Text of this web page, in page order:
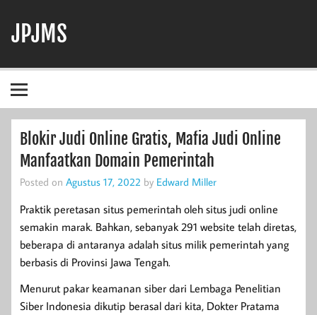
content
JPJMS
Blokir Judi Online Gratis, Mafia Judi Online
Manfaatkan Domain Pemerintah
Posted on Agustus 17, 2022 by Edward Miller
Praktik peretasan situs pemerintah oleh situs judi online
semakin marak. Bahkan, sebanyak 291 website telah diretas,
beberapa di antaranya adalah situs milik pemerintah yang
berbasis di Provinsi Jawa Tengah.
Menurut pakar keamanan siber dari Lembaga Penelitian
Siber Indonesia dikutip berasal dari kita, Dokter Pratama